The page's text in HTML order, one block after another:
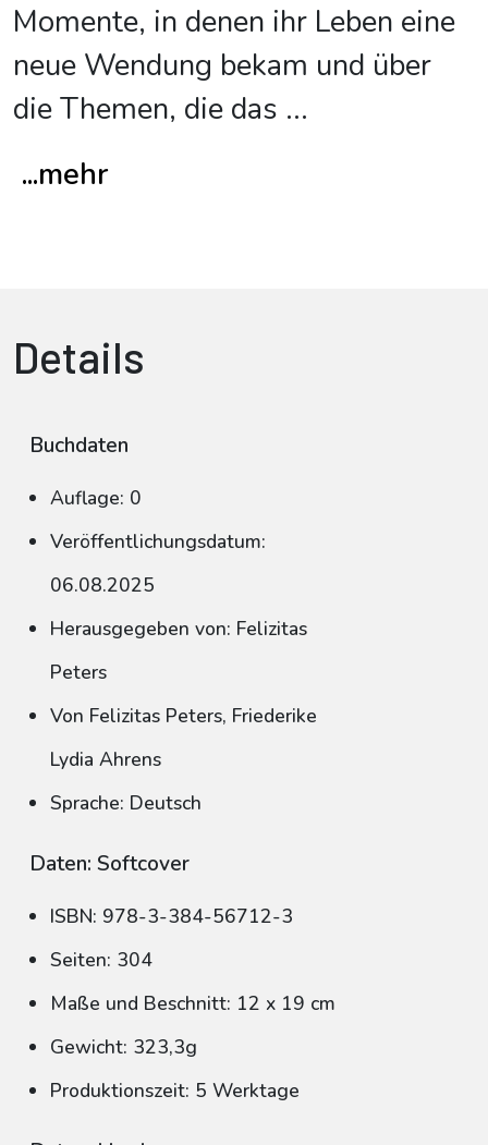
Momente, in denen ihr Leben eine
neue Wendung bekam und über
die Themen, die das ...
...mehr
Details
Buchdaten
Auflage: 0
Veröffentlichungsdatum:
06.08.2025
Herausgegeben von: Felizitas
Peters
Von Felizitas Peters, Friederike
Lydia Ahrens
Sprache: Deutsch
Daten: Softcover
ISBN: 978-3-384-56712-3
Seiten: 304
Maße und Beschnitt: 12 x 19 cm
Gewicht: 323,3g
Produktionszeit: 5 Werktage